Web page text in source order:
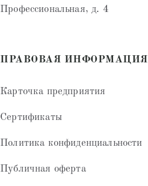
Профессиональная, д. 4
ПРАВОВАЯ ИНФОРМАЦИЯ
Карточка предприятия
Сертификаты
Политика конфиденциальности
Публичная оферта